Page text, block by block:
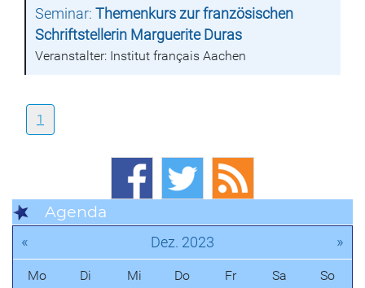
Seminar:Themenkurs zur französischen
Schriftstellerin Marguerite Duras
Veranstalter: Institut français Aachen
1
Agenda
« Dez. 2023 »
Mo Di Mi Do Fr Sa So